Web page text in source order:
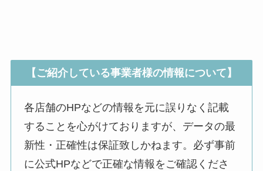
【ご紹介している事業者様の情報について】
各店舗のHPなどの情報を元に誤りなく記載
することを心がけておりますが、データの最
新性・正確性は保証致しかねます。必ず事前
に公式HPなどで正確な情報をご確認くださ